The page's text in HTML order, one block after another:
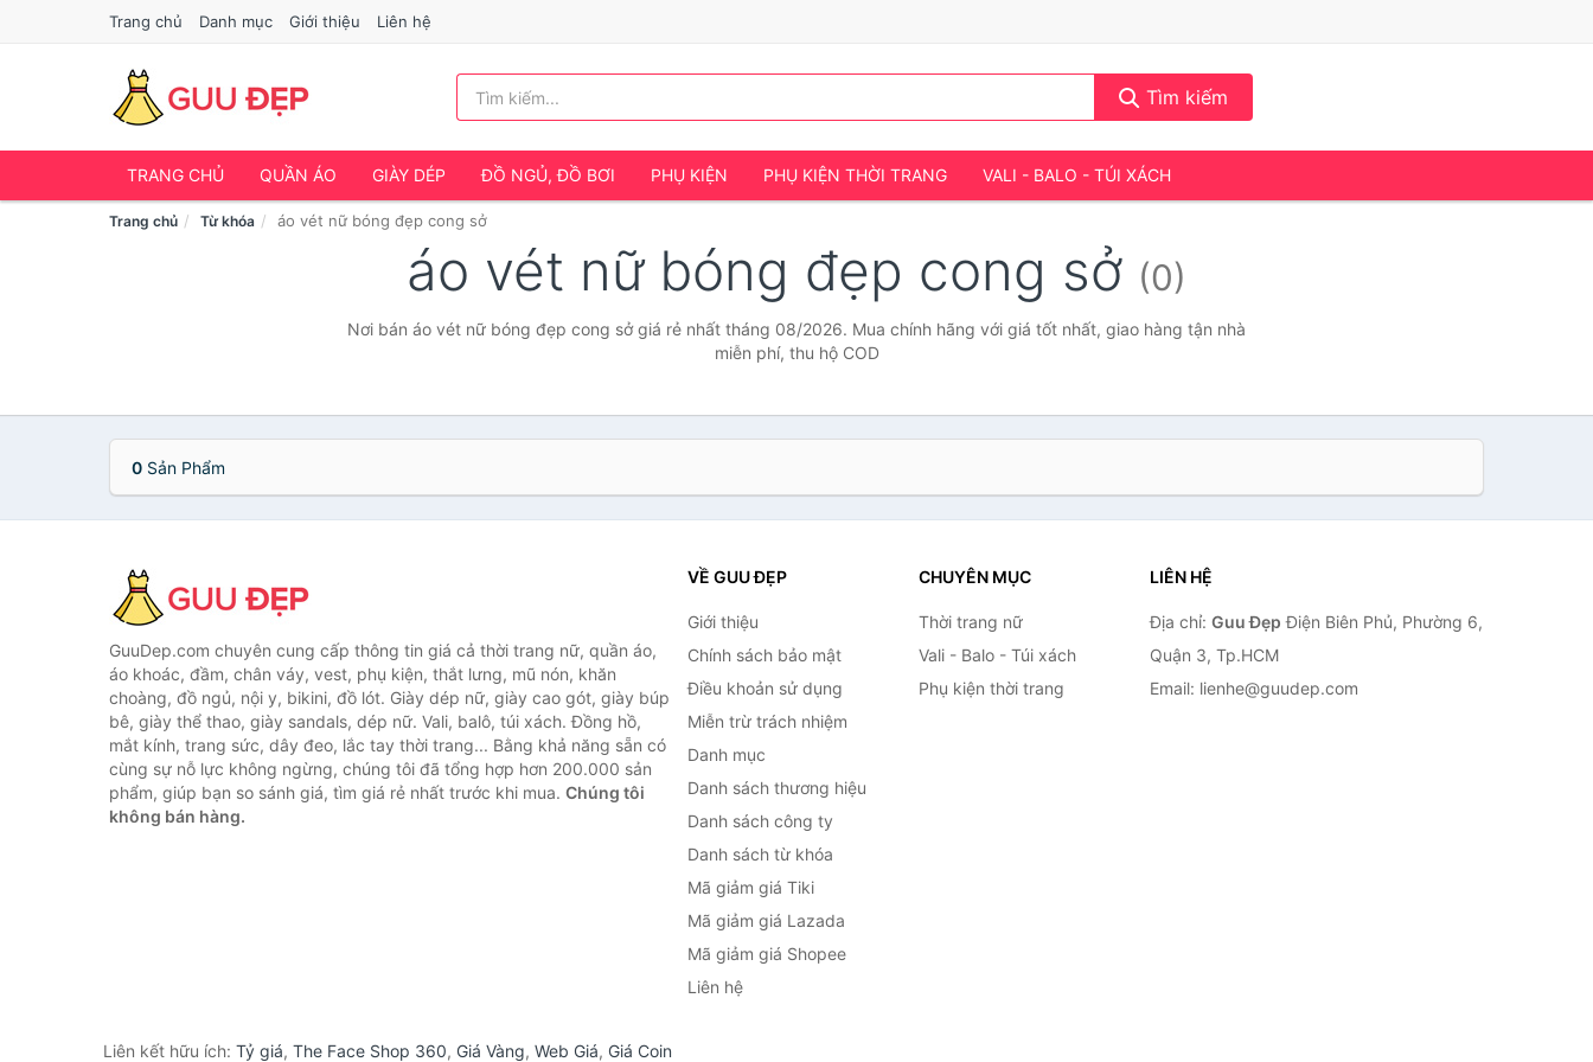
Trang chủ Danh mục Giới thiệu Liên hệ
Tìm kiếm
TRANG CHỦ QUẦN ÁO GIÀY DÉP ĐỒ NGỦ, ĐỒ BƠI PHỤ KIỆN PHỤ KIỆN THỜI TRANG VALI - BALO - TÚI XÁCH
Trang chủ Từ khóa áo vét nữ bóng đẹp cong sở
áo vét nữ bóng đẹp cong sở (0)
Nơi bán áo vét nữ bóng đẹp cong sở giá rẻ nhất tháng 08/2026. Mua chính hãng với giá tốt nhất, giao hàng tận nhà
miễn phí, thu hộ COD
0 Sản Phẩm
GuuDep.com chuyên cung cấp thông tin giá cả thời trang nữ, quần áo,
áo khoác, đầm, chân váy, vest, phụ kiện, thắt lưng, mũ nón, khăn
choàng, đồ ngủ, nội y, bikini, đồ lót. Giày dép nữ, giày cao gót, giày búp
bê, giày thể thao, giày sandals, dép nữ. Vali, balô, túi xách. Đồng hồ,
mắt kính, trang sức, dây đeo, lắc tay thời trang... Bằng khả năng sẵn có
cùng sự nỗ lực không ngừng, chúng tôi đã tổng hợp hơn 200.000 sản
phẩm, giúp bạn so sánh giá, tìm giá rẻ nhất trước khi mua. Chúng tôi
không bán hàng.
VỀ GUU ĐẸP
Giới thiệu
Chính sách bảo mật
Điều khoản sử dụng
Miễn trừ trách nhiệm
Danh mục
Danh sách thương hiệu
Danh sách công ty
Danh sách từ khóa
Mã giảm giá Tiki
Mã giảm giá Lazada
Mã giảm giá Shopee
Liên hệ
CHUYÊN MỤC
Thời trang nữ
Vali - Balo - Túi xách
Phụ kiện thời trang
LIÊN HỆ
Địa chỉ: Guu Đẹp Điện Biên Phủ, Phường 6,
Quận 3, Tp.HCM
Email: lienhe@guudep.com
Liên kết hữu ích: Tỷ giá, The Face Shop 360, Giá Vàng, Web Giá, Giá Coin